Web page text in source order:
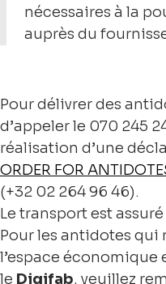
nécessaires à la
auprès du
Pour délivrer des
d’appeler le 070 245
réalisation d’une
ORDER FOR
(+32 02 264 96 46).
Le transport est
Pour les antidotes qui
l’espace économique
le Digifab, veuillez